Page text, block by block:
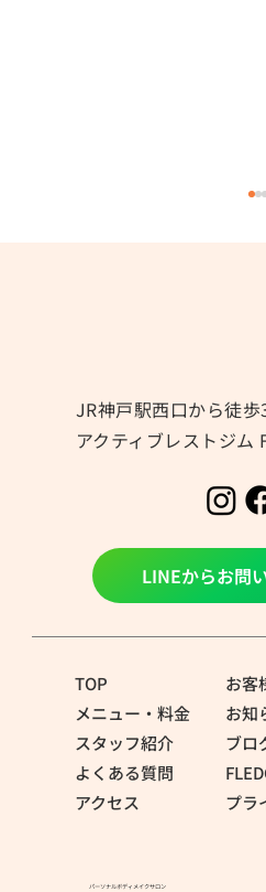
夏の身体づくりは「
の中身」を見てみま
JR神戸駅西口から徒歩
アクティブレストジム
LINEからお問
TOP
メニュー・料金
スタッフ紹介
よくある質問
アクセス
お客
お知
ブロ
プラ
パーソナルボディメイクサロン